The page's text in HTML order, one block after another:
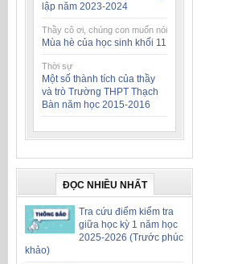
lập năm 2023-2024
Thầy cô ơi, chúng con muốn nói
Mùa hè của học sinh khối 11
Thời sự
Một số thành tích của thầy
và trò Trường THPT Thạch
Bàn năm học 2015-2016
ĐỌC NHIỀU NHẤT
Tra cứu điểm kiểm tra
giữa học kỳ 1 năm học
2025-2026 (Trước phúc
khảo)